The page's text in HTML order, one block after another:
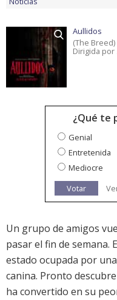
Aullidos
(The Breed)
Dirigida por
¿Qué te
Genial
Entretenida
Mediocre
Votar
Un grupo de amigos
pasar el fin de semana.
estado ocupada por
canina. Pronto
ha convertido en su